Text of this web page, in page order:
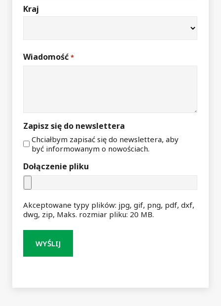
Kraj
Wiadomość *
Zapisz się do newslettera
Chciałbym zapisać się do newslettera, aby
być informowanym o nowościach.
Dołączenie pliku
Akceptowane typy plików: jpg, gif, png, pdf, dxf,
dwg, zip, Maks. rozmiar pliku: 20 MB.